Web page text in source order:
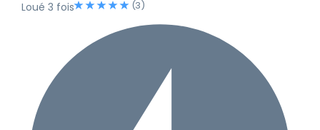
Loué 3 fois (3)